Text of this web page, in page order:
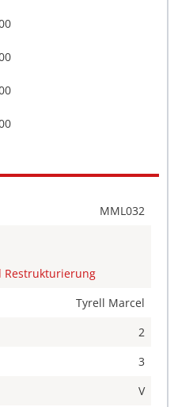
MML032
Restrukturierung
Tyrell Marcel
2
3
V